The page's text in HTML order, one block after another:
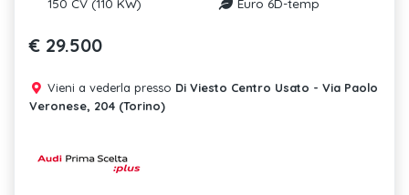
150 CV (110 KW) Euro 6D-temp
€ 29.500
Vieni a vederla presso Di Viesto Centro Usato - Via Paolo
Veronese, 204 (Torino)